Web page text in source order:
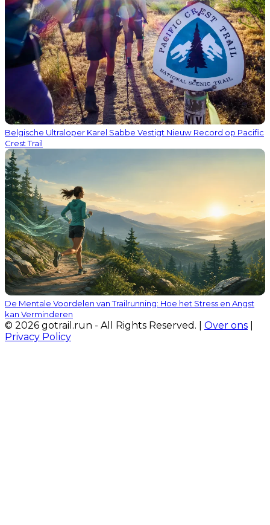
Belgische Ultraloper Karel Sabbe Vestigt Nieuw Record op Pacific
Crest Trail
De Mentale Voordelen van Trailrunning: Hoe het Stress en Angst
kan Verminderen
© 2026 gotrail.run - All Rights Reserved. | Over ons
Privacy Policy